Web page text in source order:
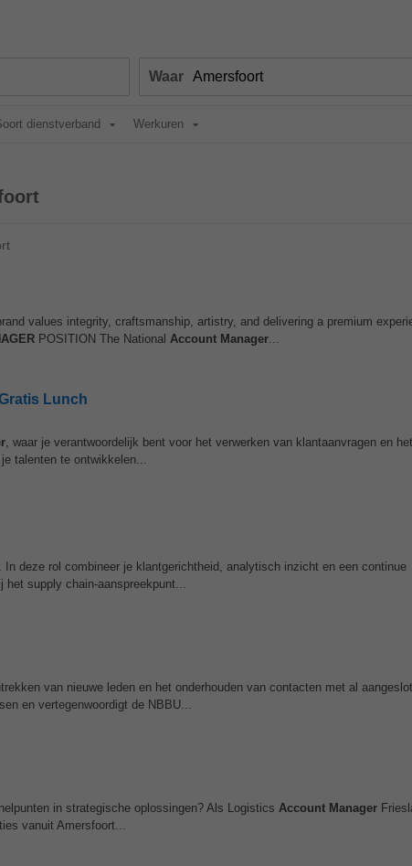
Waar
dienstverband Werkuren
values integrity, craftsmanship, artistry, and delivering a premium
POSITION The National Account Manager...
Lunch
, waar je verantwoordelijk bent voor het verwerken van klantaanvragen en
talenten te ontwikkelen...
In deze rol combineer je klantgerichtheid, analytisch inzicht en een continue
het supply chain-aanspreekpunt...
van nieuwe leden en het onderhouden van contacten met al
en vertegenwoordigt de NBBU...
in strategische oplossingen? Als Logistics Account Manager
vanuit Amersfoort...